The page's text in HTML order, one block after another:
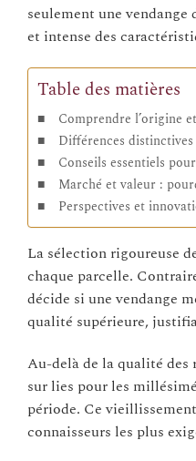
seulement une
et intense des
Table des matières
Comprendre l’origine
Différences
Conseils essentiels
Marché et valeur :
Perspectives et
La sélection rigoureuse
chaque parcelle.
décide si une vendange
qualité supérieure,
Au-delà de la qualité
sur lies pour les
période. Ce
connaisseurs les plus